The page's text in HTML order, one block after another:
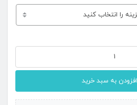
افزودن به سبد خرید